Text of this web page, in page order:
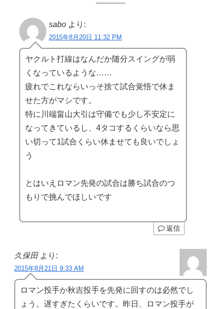
sabo より:
2015年8月20日 11:32 PM
ヤクルト打線はなんだか随分スイングが弱
くなっているような……
疲れでこれならいっそ捨て試合覚悟で休ま
せた方がマシです。
特に川端畠山大引は守備でも少し不安定に
なってきているし、4タコするくらいなら思
い切って1試合くらい休ませても良いでしょ
う
とはいえロマン先発の試合は勝ち試合のつ
もりで挑んでほしいです
返信
久保田 より:
2015年8月21日 9:33 AM
ロマン投手か秋吉投手を先発に回すのは必然でし
ょう。遅すぎたくらいです。昨日、ロマン投手が